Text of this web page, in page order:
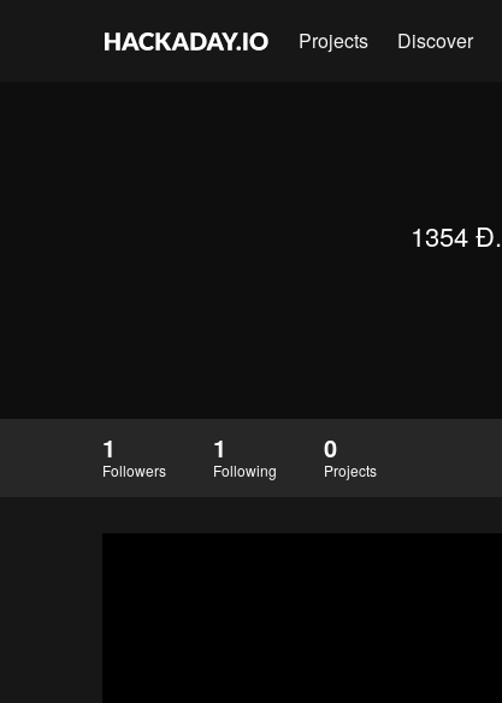
Projects Discover
1354
1
Followers
1
Following
0
Projects